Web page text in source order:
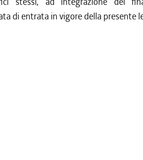
di entrata in vigore della presente